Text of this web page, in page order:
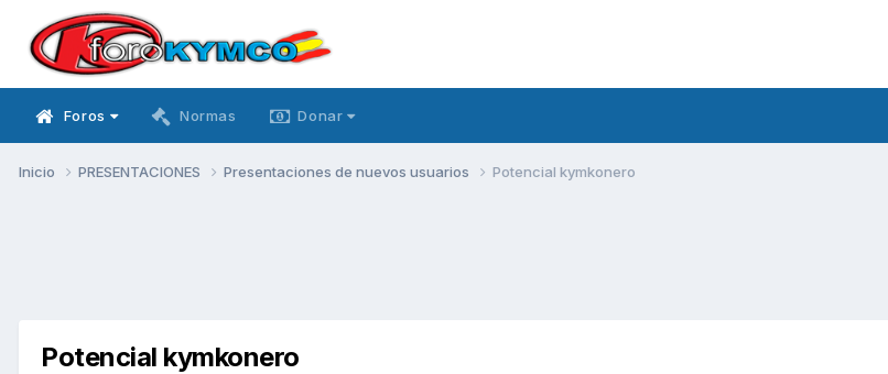
Foros Normas Donar
Inicio PRESENTACIONES Presentaciones de nuevos usuarios Potencial kymkonero
Potencial kymkonero